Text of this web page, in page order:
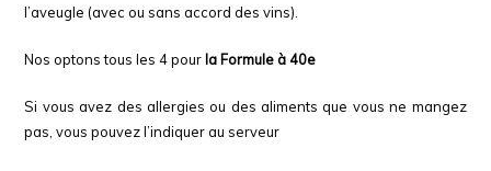
l’aveugle (avec ou sans accord des vins).
Nos optons tous les 4 pour la Formule à 40e
Si vous avez des allergies ou des aliments que vous ne mangez
pas, vous pouvez l’indiquer au serveur